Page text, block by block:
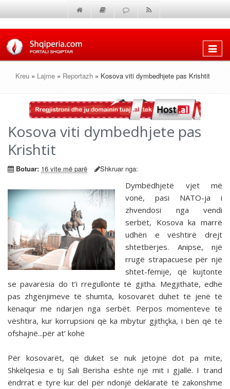
Shfaq
Kreu » Lajme » Reportazh » Kosova viti dymbedhjete pas Krishtit
Kosova viti dymbedhjete pas
Krishtit
Botuar: 16 vite më parë Shkruar nga:
Dymbëdhjetë vjet më
vonë, pasi NATO-ja i
zhvendosi nga vendi
serbët, Kosova ka marrë
udhën e vështirë drejt
shtetbërjes. Anipse, një
rrugë strapacuese për një
shtet-fëmijë, që kujtonte
se pavarësia do t’i rregullonte të gjitha. Megjithatë, edhe
pas zhgënjimeve të shumta, kosovarët duhet të jenë të
kënaqur me ndarjen nga serbët. Përpos momenteve të
vështira, kur korrupsioni që ka mbytur gjithçka, i bën që të
ofshajnë...për at’ kohë
Për kosovarët, që duket se nuk jetojnë dot pa mite,
Shkëlqesia e tij Sali Berisha është një mit i gjallë. I trand
ëndrrat e tyre kur del për ndonjë deklaratë të zakonshme